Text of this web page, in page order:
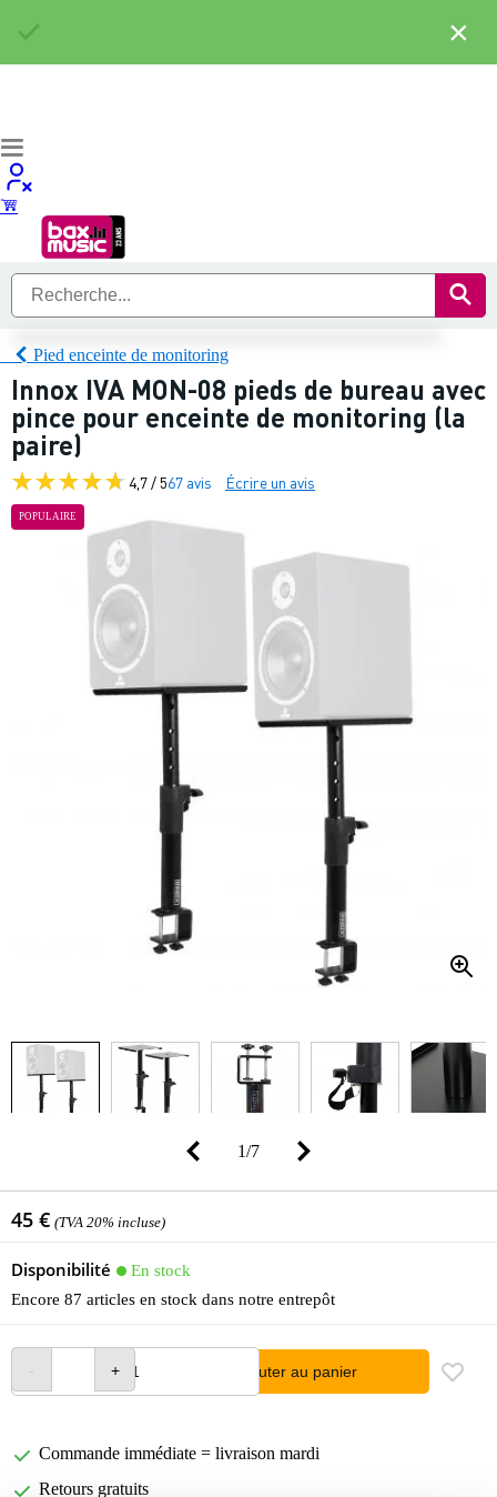
Pied enceinte de monitoring
Innox IVA MON-08 pieds de bureau avec
pince pour enceinte de monitoring (la
paire)
4,7 / 567 avis Écrire un avis
POPULAIRE
1/7
45 € (TVA 20% incluse)
Disponibilité
En stock
Encore 87 articles en stock dans notre entrepôt
Ajouter au panier
Commande immédiate = livraison mardi
Retours gratuits
×